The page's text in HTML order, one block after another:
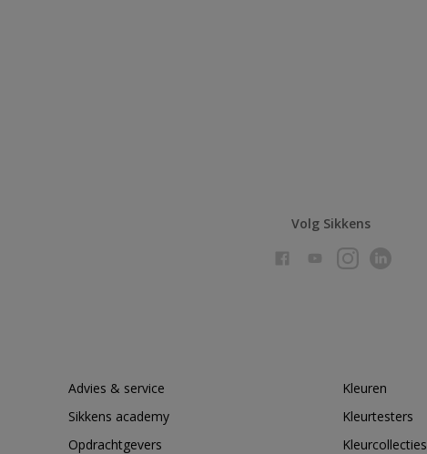
Volg Sikkens
Advies & service
Sikkens academy
Opdrachtgevers
Kleuren
Kleurtesters
Kleurcollecties